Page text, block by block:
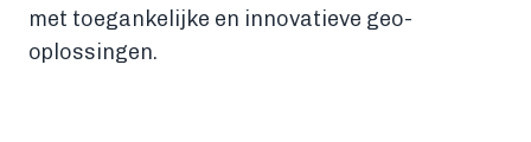
met toegankelijke en innovatieve geo-
oplossingen.